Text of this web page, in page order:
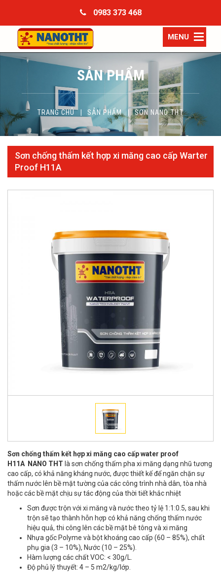
0983 373 468
MENU
SẢN PHẨM
TRANG CHỦ SẢN PHẨM SƠN NANO THT
Sơn chống thấm kết hợp xi măng cao cấp Warter
Proof H11A
Sơn chống thấm kết hợp xi măng cao cấpwater proof
H11A NANO THT là sơn chống thấm pha xi măng dạng nhũ tương
cao cấp, có khả năng kháng nước, được thiết kế để ngăn chặn sự
thấm nước lên bề mặt tường của các công trình nhà dân, tòa nhà
hoặc các bề mặt chịu sự tác động của thời tiết khắc nhiệt
Sơn được trộn với xi măng và nước theo tỷ lệ 1:1:0.5, sau khi
trộn sẽ tạo thành hỗn hợp có khả năng chống thấm nước
hiệu quả, thi công lên các bề mặt bê tông và xi măng
Nhựa gốc Polyme và bột khoáng cao cấp (60 – 85%), chất
phụ gia (3 – 10%), Nước (10 – 25%).
Hàm lượng các chất VOC: < 30g/L.
Độ phủ lý thuyết: 4 – 5 m2/kg/lớp.